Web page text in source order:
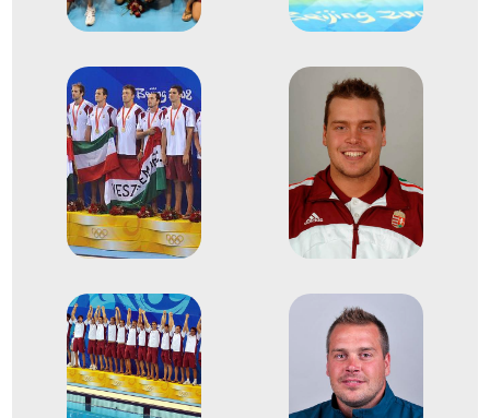
férfi vízilabda
2007
Ausztrália
Benedek Tibor Biros Péter
Fodor Rajmund
Kásás Tamás
Kis Gábor
dr. Kiss Gergely
Madaras Norbert
dr. Molnár Tamás